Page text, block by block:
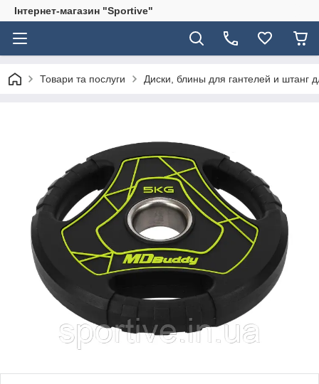
Інтернет-магазин "Sportive"
Товари та послуги Диски, блины для гантелей и штанг